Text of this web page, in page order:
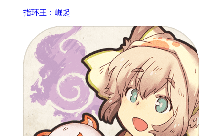
指环王：崛起